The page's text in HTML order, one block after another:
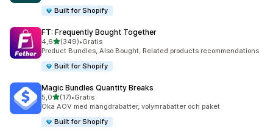
Built for Shopify
FT: Frequently Bought Together
4,6av 5 stjärnor
(349)
349 recensioner totalt
•Gratis
Product Bundles, Also Bought, Related products recommendations
Built for Shopify
Magic Bundles Quantity Breaks
5,0av 5 stjärnor
(17)
17 recensioner totalt
•Gratis
Öka AOV med mängdrabatter, volymrabatter och paket
Built for Shopify